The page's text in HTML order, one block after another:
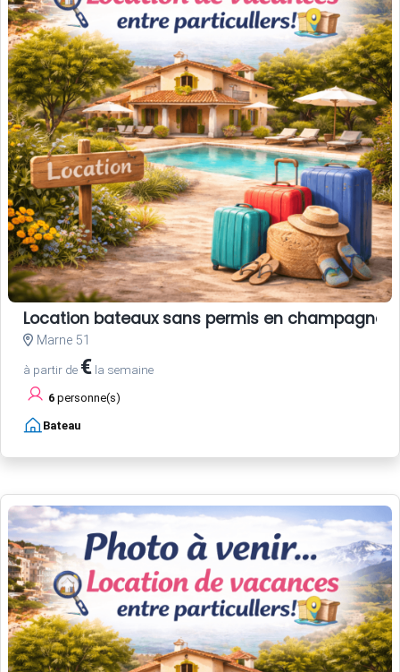
Location bateaux sans permis en champagne
Marne 51
à partir de € la semaine
6 personne(s)
Bateau